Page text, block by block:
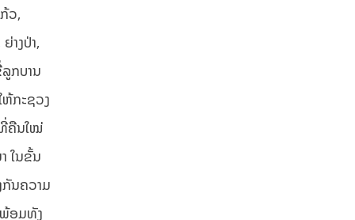
ວ,
າງປ່າ,
ກບານ
ກະຊວງ
ຄືນໃໝ່
ໃນຂັ້ນ
ກັນຄວາມ
ອມທັງ